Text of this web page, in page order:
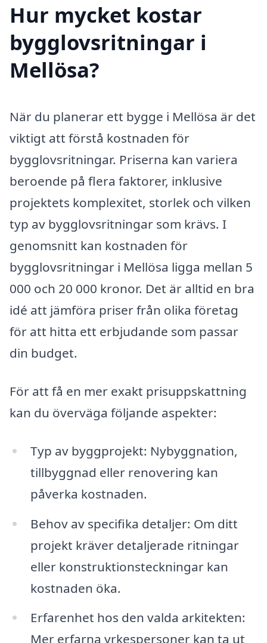
Hur mycket kostar
bygglovsritningar i
Mellösa?
När du planerar ett bygge i Mellösa är det
viktigt att förstå kostnaden för
bygglovsritningar. Priserna kan variera
beroende på flera faktorer, inklusive
projektets komplexitet, storlek och vilken
typ av bygglovsritningar som krävs. I
genomsnitt kan kostnaden för
bygglovsritningar i Mellösa ligga mellan 5
000 och 20 000 kronor. Det är alltid en bra
idé att jämföra priser från olika företag
för att hitta ett erbjudande som passar
din budget.
För att få en mer exakt prisuppskattning
kan du överväga följande aspekter:
Typ av byggprojekt: Nybyggnation,
tillbyggnad eller renovering kan
påverka kostnaden.
Behov av specifika detaljer: Om ditt
projekt kräver detaljerade ritningar
eller konstruktionsteckningar kan
kostnaden öka.
Erfarenhet hos den valda arkitekten:
Mer erfarna yrkespersoner kan ta ut